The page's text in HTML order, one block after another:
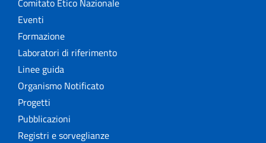
Comitato Etico Nazionale
Eventi
Formazione
Laboratori di riferimento
Linee guida
Organismo Notificato
Progetti
Pubblicazioni
Registri e sorveglianze